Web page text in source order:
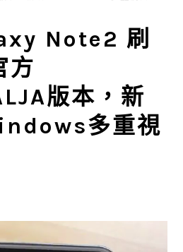
Note2 刷
方
版本，新
多重視